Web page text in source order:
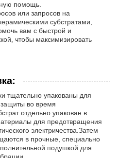
помощь.
или запросов на
субстратами,
вам с быстрой и
чтобы максимизировать
тщательно упакованы для
во время
отдельно упакован в
для предотвращения
электричества.Затем
в прочные, специально
подушкой для